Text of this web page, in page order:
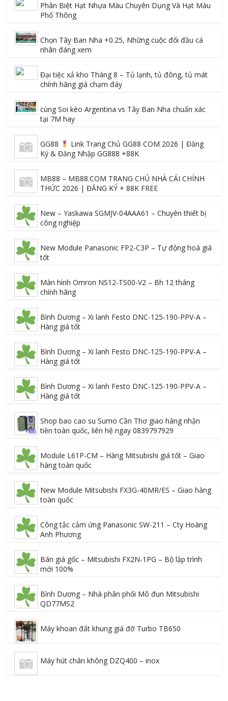
Phân Biệt Hạt Nhựa Màu Chuyên Dụng Và Hạt Màu
Phổ Thông
Chọn Tây Ban Nha +0.25, Những cuộc đối đầu cá
nhân đáng xem
Đại tiệc xả kho Tháng 8 – Tủ lạnh, tủ đông, tủ mát
chính hãng giá chạm đáy
cùng Soi kèo Argentina vs Tây Ban Nha chuẩn xác
tại 7M hay
GG88
Link Trang Chủ GG88 COM 2026 | Đăng
Ký & Đăng Nhập GG888 +88K
MB88 – MB88.COM TRANG CHỦ NHÀ CÁI CHÍNH
THỨC 2026 | ĐĂNG KÝ + 88K FREE
New – Yaskawa SGMJV-04AAA61 – Chuyên thiết bị
công nghiệp
New Module Panasonic FP2-C3P – Tự động hoá giá
tốt
Màn hình Omron NS12-TS00-V2 – Bh 12 tháng
chính hãng
Bình Dương – Xi lanh Festo DNC-125-190-PPV-A –
Hàng giá tốt
Bình Dương – Xi lanh Festo DNC-125-190-PPV-A –
Hàng giá tốt
Bình Dương – Xi lanh Festo DNC-125-190-PPV-A –
Hàng giá tốt
Shop bao cao su Sumo Cần Thơ giao hàng nhận
tiền toàn quốc, liên hệ ngay 0839797929
Module L61P-CM – Hàng Mitsubishi giá tốt – Giao
hàng toàn quốc
New Module Mitsubishi FX3G-40MR/ES – Giao hàng
toàn quốc
Công tắc cảm ứng Panasonic SW-211 – Cty Hoàng
Anh Phương
Bán giá gốc – Mitsubishi FX2N-1PG – Bộ lập trình
mới 100%
Bình Dương – Nhà phân phối Mô đun Mitsubishi
QD77MS2
Máy khoan đất khung giá đỡ Turbo TB650
Máy hút chân không DZQ400 – inox